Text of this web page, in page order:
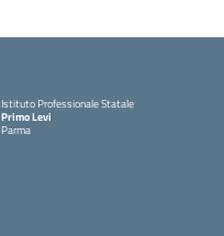
Istituto Professionale Statale
Primo Levi
Parma